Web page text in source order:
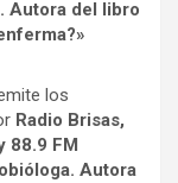
Autora del libro
los
Radio Brisas,
88.9 FM
Autora